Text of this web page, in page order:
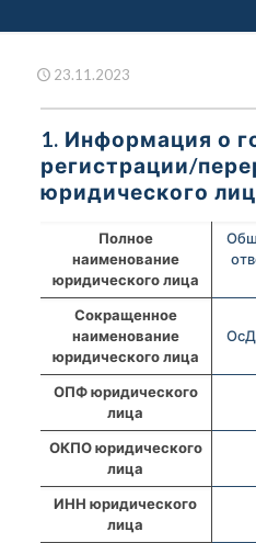
23.11.2023
1. Информация о
регистрации/
юридического
Полное
наименование
юридического лица
Сокращенное
наименование
юридического лица
ОПФ юридического
лица
ОКПО юридического
лица
ИНН юридического
лица